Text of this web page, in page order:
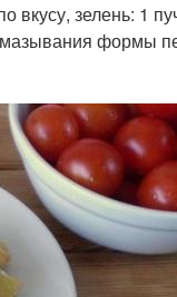
с картошкой
под соусом
вкусу, зелень: 1
формы